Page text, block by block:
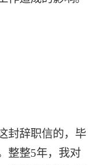
封辞职信的，毕
整整5年，我对